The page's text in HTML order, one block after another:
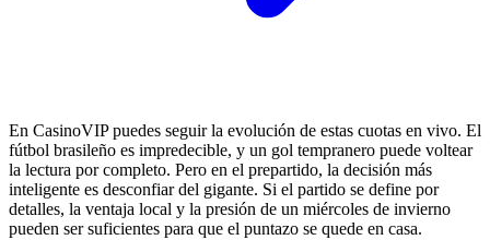
En CasinoVIP puedes seguir la evolución de estas cuotas en vivo. El
fútbol brasileño es impredecible, y un gol tempranero puede voltear
la lectura por completo. Pero en el prepartido, la decisión más
inteligente es desconfiar del gigante. Si el partido se define por
detalles, la ventaja local y la presión de un miércoles de invierno
pueden ser suficientes para que el puntazo se quede en casa.